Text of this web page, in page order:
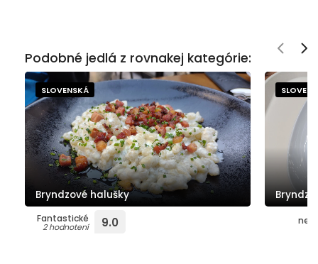
Podobné jedlá z rovnakej kategórie:
SLOVENSKÁ
Bryndzové halušky
Fantastické
2 hodnotení 9.0